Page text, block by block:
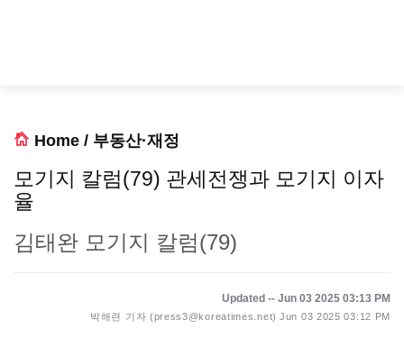
Home / 부동산·재정
모기지 칼럼(79) 관세전쟁과 모기지 이자
율
김태완 모기지 칼럼(79)
Updated -- Jun 03 2025 03:13 PM
박해련 기자 (press3@koreatimes.net) Jun 03 2025 03:12 PM